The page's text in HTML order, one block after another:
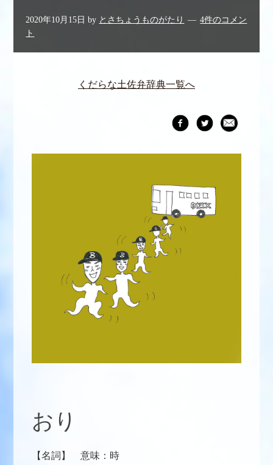
2020年10月15日 by とさちょうものがたり
4件のコメン
ト
くだらな土佐弁辞典一覧へ
おり
【名詞】 意味：時